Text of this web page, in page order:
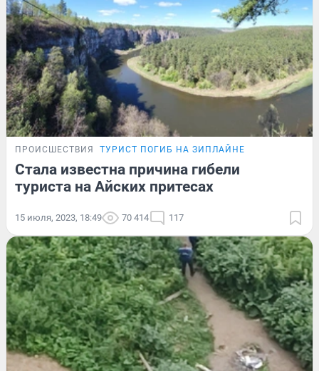
ПРОИСШЕСТВИЯ ТУРИСТ ПОГИБ НА ЗИПЛАЙНЕ
Стала известна причина гибели
туриста на Айских притесах
15 июля, 2023, 18:49 70 414 117